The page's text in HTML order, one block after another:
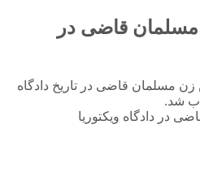
قاضی در
مسلمان قاضی در تاریخ دادگاه
شد.
در دادگاه ویکتوریا